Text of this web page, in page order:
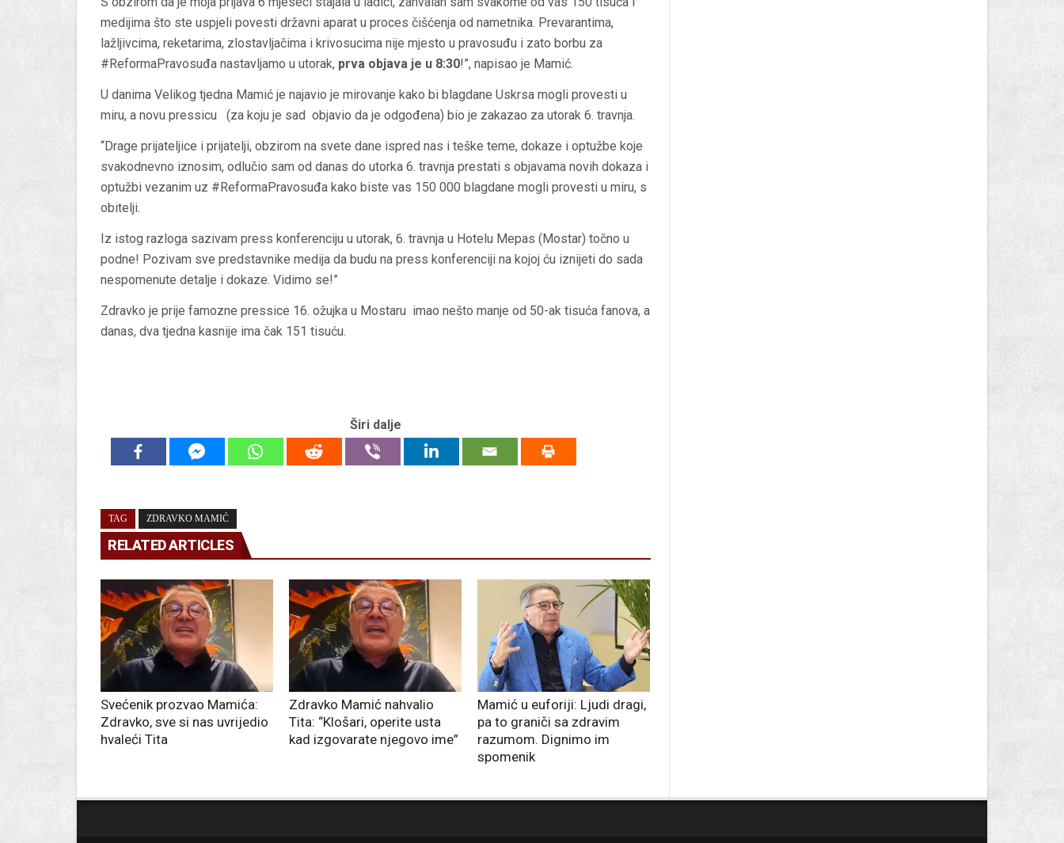
medijima što ste uspjeli povesti državni aparat u proces čišćenja od nametnika. Prevarantima,
lažljivcima, reketarima, zlostavljačima i krivosucima nije mjesto u pravosuđu i zato borbu za
#ReformaPravosuđa nastavljamo u utorak, prva objava je u 8:30!”, napisao je Mamić.
U danima Velikog tjedna Mamić je najavio je mirovanje kako bi blagdane Uskrsa mogli provesti u
miru, a novu pressicu (za koju je sad objavio da je odgođena) bio je zakazao za utorak 6. travnja.
“Drage prijateljice i prijatelji, obzirom na svete dane ispred nas i teške teme, dokaze i optužbe koje
svakodnevno iznosim, odlučio sam od danas do utorka 6. travnja prestati s objavama novih dokaza i
optužbi vezanim uz #ReformaPravosuđa kako biste vas 150 000 blagdane mogli provesti u miru, s
obitelji.
Iz istog razloga sazivam press konferenciju u utorak, 6. travnja u Hotelu Mepas (Mostar) točno u
podne! Pozivam sve predstavnike medija da budu na press konferenciji na kojoj ću iznijeti do sada
nespomenute detalje i dokaze. Vidimo se!”
Zdravko je prije famozne pressice 16. ožujka u Mostaru imao nešto manje od 50-ak tisuća fanova, a
danas, dva tjedna kasnije ima čak 151 tisuću.
Širi dalje
TAG ZDRAVKO MAMIĆ
RELATED ARTICLES
Svećenik prozvao Mamića:
Zdravko, sve si nas uvrijedio
hvaleći Tita
Zdravko Mamić nahvalio
Tita: “Klošari, operite usta
kad izgovarate njegovo ime”
Mamić u euforiji: Ljudi dragi,
pa to graniči sa zdravim
razumom. Dignimo im
spomenik